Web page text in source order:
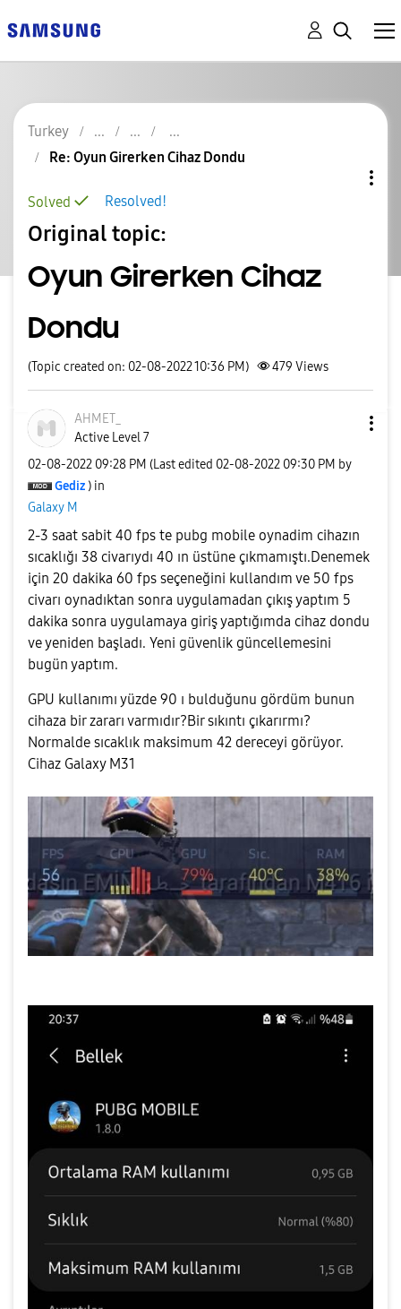
Turkey
Re: Oyun Girerken Cihaz Dondu
Resolved!
Solved
Original topic:
Oyun Girerken Cihaz
Dondu
(Topic created on: 02-08-2022 10:36 PM) 479 Views
AHMET_
Active Level 7
‎02-08-2022 09:28 PM (Last edited ‎02-08-2022 09:30 PM by
Gediz ) in
Galaxy M
2-3 saat sabit 40 fps te pubg mobile oynadim cihazın
sıcaklığı 38 civarıydı 40 ın üstüne çıkmamıştı.Denemek
için 20 dakika 60 fps seçeneğini kullandım ve 50 fps
civarı oynadıktan sonra uygulamadan çıkış yaptım 5
dakika sonra uygulamaya giriş yaptığımda cihaz dondu
ve yeniden başladı. Yeni güvenlik güncellemesini
bugün yaptım.
GPU kullanımı yüzde 90 ı bulduğunu gördüm bunun
cihaza bir zararı varmıdır?Bir sıkıntı çıkarırmı?
Normalde sıcaklık maksimum 42 dereceyi görüyor.
Cihaz Galaxy M31